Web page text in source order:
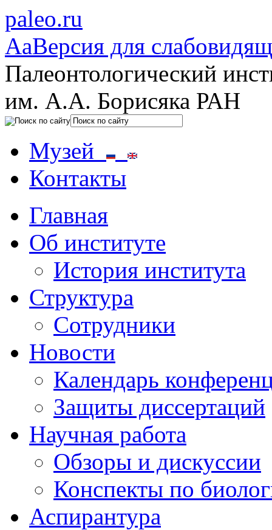
paleo.ru
AaВерсия для
Палеонтологический
им. А.А. Борисяка РАН
Музей
Контакты
Главная
Об институте
История института
Структура
Сотрудники
Новости
Календарь
Защиты диссертаций
Научная работа
Обзоры и дискуссии
Конспекты по
Аспирантура